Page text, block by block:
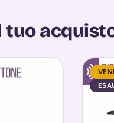
tuo